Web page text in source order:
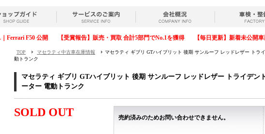
Ferrari F50 公開 【受賞報告】販売・買取 合計5部門でNo.1を獲得 【毎日更新】新着未公開
TOP マセラティ中古車在庫情報
マセラティ ギブリ GTハイブリット 後期 サンルーフ レッドレザー トラ
動トランク
マセラティ ギブリ GTハイブリット 後期 サンルーフ レッドレザー トライデン
ーター 電動トランク
SOLD OUT 売約済みのためお問い合わせできません。